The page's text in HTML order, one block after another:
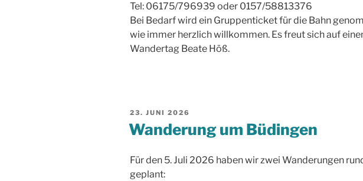
Tel: 06175/796939 oder 0157/58813376
Bei Bedarf wird ein Gruppenticket für die Bahn
wie immer herzlich willkommen. Es freut sich auf
Wandertag Beate Höß.
VERÖFFENTLICHT
AM
23. JUNI 2026
Wanderung um Büdingen
Für den 5. Juli 2026 haben wir zwei Wanderungen
geplant: